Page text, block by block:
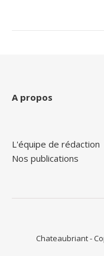
A propos
L'équipe de rédaction
Nos publications
Chateaubriant -